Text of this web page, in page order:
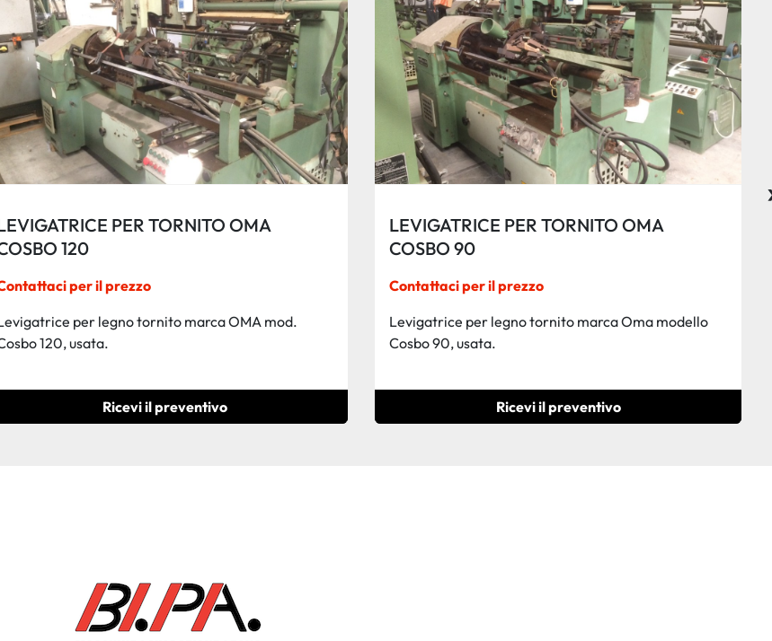
PER TORNITO OMA
120
per il prezzo
per legno tornito marca OMA mod.
120, usata.
Ricevi il preventivo
LEVIGATRICE PER TORNITO OMA
COSBO 90
Contattaci per il prezzo
Levigatrice per legno tornito marca Oma modello
Cosbo 90, usata.
Ricevi il preventivo